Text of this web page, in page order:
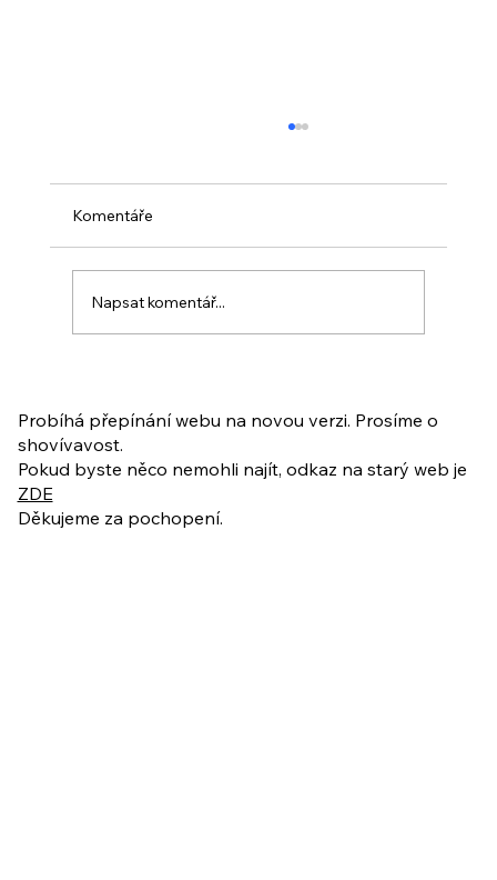
ukázkové lekce
Komentáře
Napsat komentář...
Probíhá přepínání webu na novou verzi. Prosíme o
shovívavost.
Pokud byste něco nemohli najít, odkaz na starý web je
ZDE
Děkujeme za pochopení.